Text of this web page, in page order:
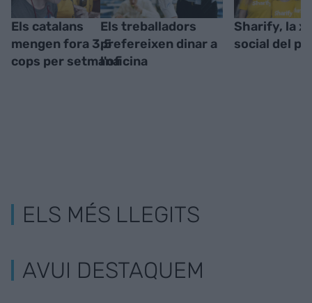
Els catalans
mengen fora 3,5
cops per setmana
Els treballadors
prefereixen dinar a
l'oficina
Sharify, la
social del
ELS MÉS LLEGITS
AVUI DESTAQUEM